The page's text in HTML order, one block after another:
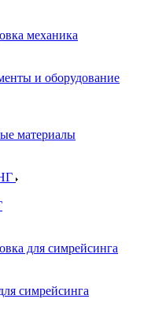
механика
и оборудование
материалы
для симрейсинга
симрейсинга